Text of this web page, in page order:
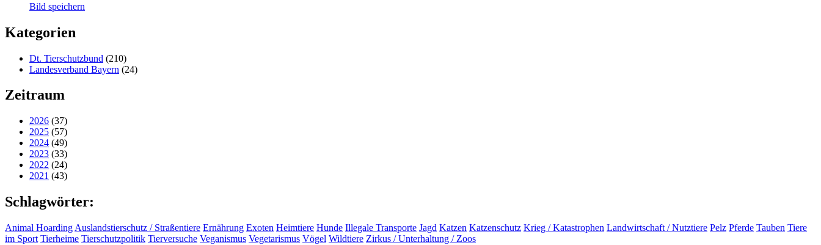
Bild speichern
Kategorien
Dt. Tierschutzbund (210)
Landesverband Bayern (24)
Zeitraum
2026 (37)
2025 (57)
2024 (49)
2023 (33)
2022 (24)
2021 (43)
Schlagwörter:
Animal Hoarding Auslandstierschutz / Straßentiere Ernährung Exoten Heimtiere Hunde Illegale Transporte Jagd Katzen Katzenschutz Krieg / Katastrophen Landwirtschaft / Nutztiere Pelz Pferde Tauben Tiere
im Sport Tierheime Tierschutzpolitik Tierversuche Veganismus Vegetarismus Vögel Wildtiere Zirkus / Unterhaltung / Zoos